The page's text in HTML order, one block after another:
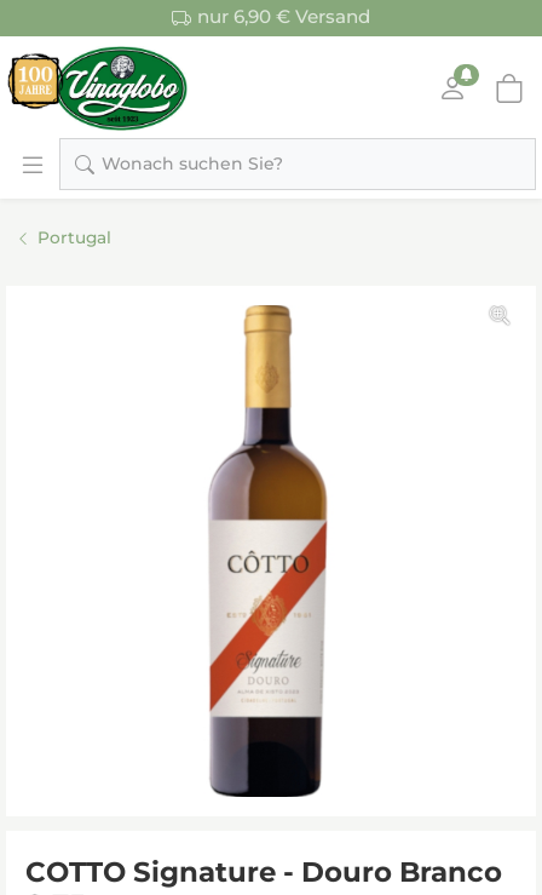
nur 6,90 € Versand
Wonach suchen Sie?
Portugal
COTTO Signature - Douro Branco